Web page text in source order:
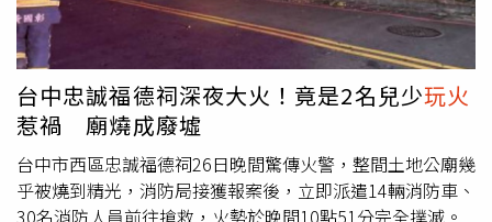
不同於2025年劍拔弩張、對立仇恨，甚至可能軍事衝突相
向的一年。「我們每一個人都有責任，讓全世界感受到，也
讓我們的下一代享受到和平所帶來的紅利。」鄭麗文最後表
示，明天清晨6時她將代表中國國民黨，參加總統府前的元
旦升旗典禮，因為國民黨是效忠中華民國、效忠國家、效忠
國旗，捍衛中華民國憲法為己任的政黨。「中華民國元旦要
到總統府前參加升旗典禮，因為我們永遠捍衛中華民國憲
法。」鄭麗文說，明天上午8時國民黨中央也將舉辦升旗典
希望透過溝通與教導，讓孩子真正理解行為後果，從中吸取
教訓。
台中忠誠福德祠深夜大火！竟是2名兒少玩火
惹禍 廟燒成廢墟
台中市西區忠誠福德祠26日晚間驚傳火警，整間土地公廟幾
乎被燒到精光，消防局接獲報案後，立即派遣14輛消防車、
30名消防人員前往搶救，火勢於晚間10點51分完全撲滅。